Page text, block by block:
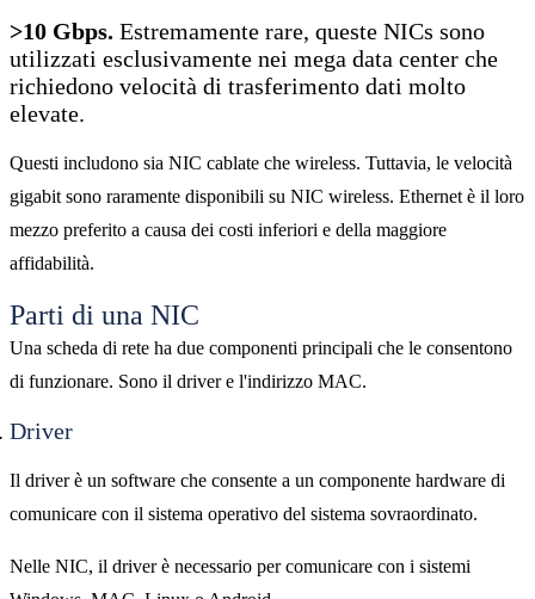
>10 Gbps. Estremamente rare, queste NICs sono
utilizzati esclusivamente nei mega data center che
richiedono velocità di trasferimento dati molto
elevate.
Questi includono sia NIC cablate che wireless. Tuttavia, le velocità
gigabit sono raramente disponibili su NIC wireless. Ethernet è il loro
mezzo preferito a causa dei costi inferiori e della maggiore
affidabilità.
Parti di una NIC
Una scheda di rete ha due componenti principali che le consentono
di funzionare. Sono il driver e l'indirizzo MAC.
Driver
Il driver è un software che consente a un componente hardware di
comunicare con il sistema operativo del sistema sovraordinato.
Nelle NIC, il driver è necessario per comunicare con i sistemi